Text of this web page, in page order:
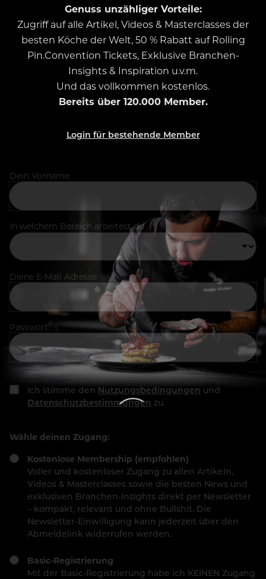
Genuss unzähliger Vorteile:
Zugriff auf alle Artikel, Videos & Masterclasses der
besten Köche der Welt, 50 % Rabatt auf Rolling
Pin.Convention Tickets, Exklusive Branchen-
Insights & Inspiration u.v.m.
Und das vollkommen kostenlos.
Bereits über 120.000 Member.
Login für bestehende Member
Dein Vorname
In welchem Bereich arbeitest du
Deine E-Mail Adresse
Passwort
Ich stimme den Nutzungsbedingungen und
Datenschutzbestimmungen zu.
Wähle deinen Zugang:
Kostenlose Membership (empfohlen)
Voller und kostenloser Zugang zu allen Artikeln,
Videos & Masterclasses sowie die besten News und
exklusiven Branchen-Insights direkt per Newsletter
– kompakt, relevant und ohne Bullshit. Die
Newsletter-Einwilligung kann jederzeit über den
Abmeldelink widerrufen werden.
Basic-Registrierung
Mit der Basic-Registrierung habe ich KEINEN Zugang